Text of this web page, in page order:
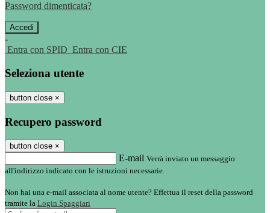
Password dimenticata?
-
Entra con SPID Entra con CIE
Seleziona utente
button close ×
Recupero password
button close ×
E-mail Verrà inviato un messaggio
all'indirizzo indicato con le istruzioni necessarie.
Non hai una e-mail associata al nome utente? Effettua il reset della password
tramite la Login Spaggiari